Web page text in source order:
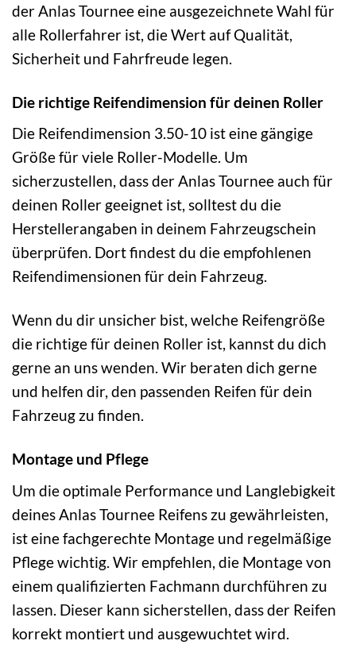
der Anlas Tournee eine ausgezeichnete Wahl für
alle Rollerfahrer ist, die Wert auf Qualität,
Sicherheit und Fahrfreude legen.
Die richtige Reifendimension für deinen Roller
Die Reifendimension 3.50-10 ist eine gängige
Größe für viele Roller-Modelle. Um
sicherzustellen, dass der Anlas Tournee auch für
deinen Roller geeignet ist, solltest du die
Herstellerangaben in deinem Fahrzeugschein
überprüfen. Dort findest du die empfohlenen
Reifendimensionen für dein Fahrzeug.
Wenn du dir unsicher bist, welche Reifengröße
die richtige für deinen Roller ist, kannst du dich
gerne an uns wenden. Wir beraten dich gerne
und helfen dir, den passenden Reifen für dein
Fahrzeug zu finden.
Montage und Pflege
Um die optimale Performance und Langlebigkeit
deines Anlas Tournee Reifens zu gewährleisten,
ist eine fachgerechte Montage und regelmäßige
Pflege wichtig. Wir empfehlen, die Montage von
einem qualifizierten Fachmann durchführen zu
lassen. Dieser kann sicherstellen, dass der Reifen
korrekt montiert und ausgewuchtet wird.